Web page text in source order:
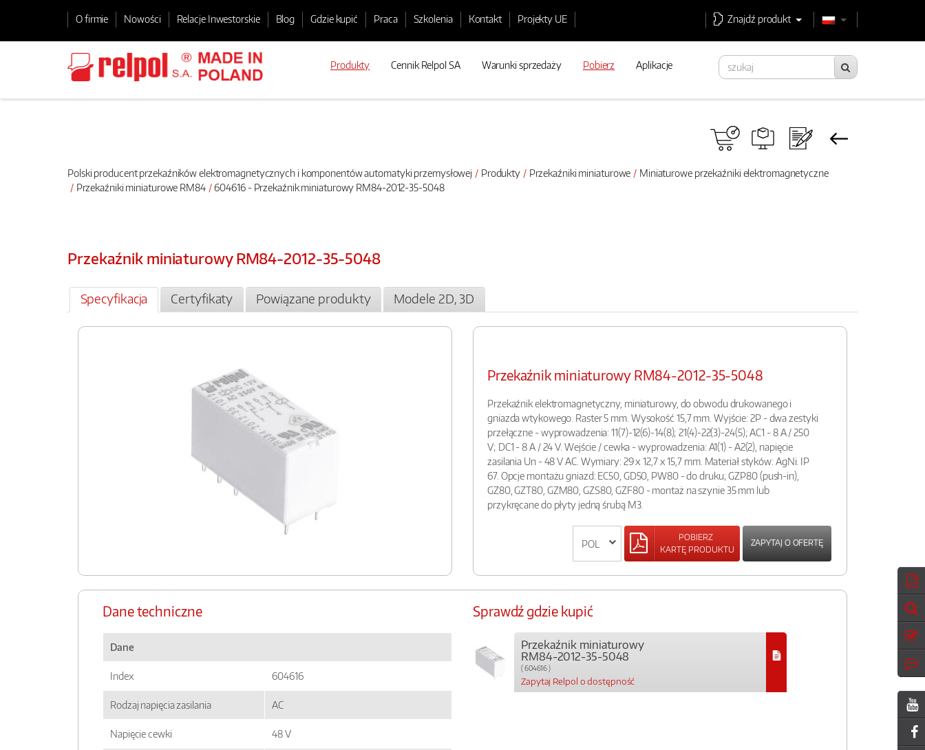
O firmie Nowości Relacje Inwestorskie Blog Gdzie kupić Praca Szkolenia Kontakt Projekty UE Znajdź produkt
Produkty Cennik Relpol SA Warunki sprzedaży Pobierz Aplikacje
Polski producent przekaźników elektromagnetycznych i komponentów automatyki przemysłowej Produkty Przekaźniki miniaturowe
Miniaturowe przekaźniki elektromagnetyczne
Przekaźniki miniaturowe RM84
604616 - Przekaźnik miniaturowy RM84-2012-35-5048
Przekaźnik miniaturowy RM84-2012-35-5048
Specyfikacja Certyfikaty Powiązane produkty Modele 2D, 3D
Przekaźnik miniaturowy RM84-2012-35-5048
Przekaźnik elektromagnetyczny, miniaturowy, do obwodu drukowanego i
gniazda wtykowego. Raster 5 mm. Wysokość 15,7 mm. Wyjście: 2P - dwa zestyki
przełączne - wyprowadzenia: 11(7)-12(6)-14(8); 21(4)-22(3)-24(5); AC1 - 8 A / 250
V; DC1 - 8 A / 24 V. Wejście / cewka - wyprowadzenia: A1(1) - A2(2), napięcie
zasilania Un - 48 V AC. Wymiary: 29 x 12,7 x 15,7 mm. Materiał styków: AgNi. IP
67. Opcje montażu gniazd: EC50, GD50, PW80 - do druku; GZP80 (push-in),
GZ80, GZT80, GZM80, GZS80, GZF80 - montaż na szynie 35 mm lub
przykręcane do płyty jedną śrubą M3.
POBIERZ
KARTĘ PRODUKTU
ZAPYTAJ O OFERTĘ
Dane techniczne
Dane
Index 604616
Rodzaj napięcia zasilania AC
Napięcie cewki 48 V
Sprawdź gdzie kupić
Przekaźnik miniaturowy
RM84-2012-35-5048
( 604616 )
Zapytaj Relpol o dostępność